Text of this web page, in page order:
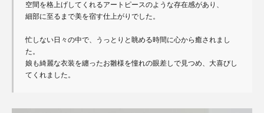
空間を格上げしてくれるアートピースのような存在感があり、
細部に至るまで美を宿す仕上がりでした。
忙しない日々の中で、うっとりと眺める時間に心から癒されまし
た。
娘も綺麗な衣装を纏ったお雛様を憧れの眼差しで見つめ、大喜びし
てくれました。